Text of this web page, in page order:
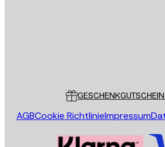
AGBCookie RichtlinieImpressum